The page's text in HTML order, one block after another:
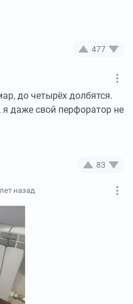
477
до четырёх долбятся.
даже свой перфоратор не
83
назад